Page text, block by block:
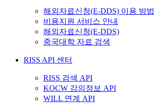
해외자료신청(E-DDS) 이용 방법
비용지원 서비스 안내
해외자료신청(E-DDS)
중국대학 자료 검색
RISS API 센터
RISS 검색 API
KOCW 강의정보 API
WILL 연계 API